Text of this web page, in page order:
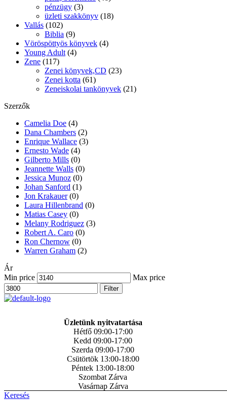
pénzügy (3)
üzleti szakkönyv (18)
Vallás (102)
Biblia (9)
Vöröspöttyös könyvek (4)
Young Adult (4)
Zene (117)
Zenei könyvek,CD (23)
Zenei kotta (61)
Zeneiskolai tankönyvek (21)
Szerzők
Camelia Doe (4)
Dana Chambers (2)
Enrique Wallace (3)
Ernesto Wade (4)
Gilberto Mills (0)
Jeannette Walls (0)
Jessica Munoz (0)
Johan Sanford (1)
Jon Krakauer (0)
Laura Hillenbrand (0)
Matias Casey (0)
Melany Rodriguez (3)
Robert A. Caro (0)
Ron Chernow (0)
Warren Graham (2)
Ár
Min price
Max price
Filter
Keresés
Üzletünk nyitvatartása
Hétfő 09:00-17:00
Kedd 09:00-17:00
Szerda 09:00-17:00
Csütörtök 13:00-18:00
Péntek 13:00-18:00
Szombat Zárva
Vasárnap Zárva